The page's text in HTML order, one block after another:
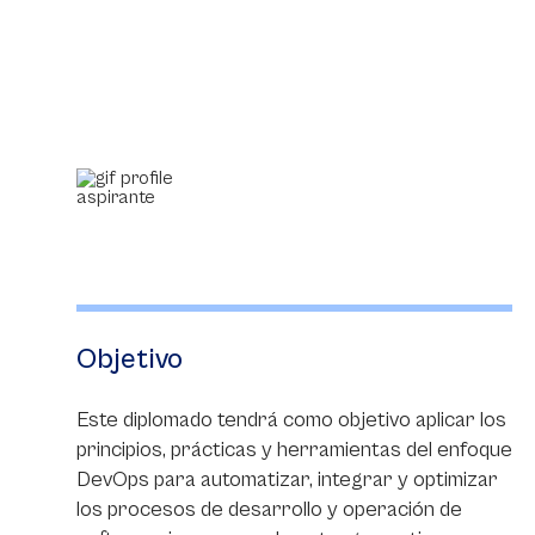
Objetivo
Este diplomado tendrá como objetivo aplicar los
principios, prácticas y herramientas del enfoque
DevOps para automatizar, integrar y optimizar
los procesos de desarrollo y operación de